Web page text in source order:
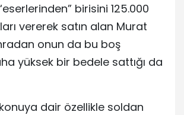
birisini 125.000
vererek satın alan Murat
onun da bu boş
yüksek bir bedele sattığı da
dair özellikle soldan